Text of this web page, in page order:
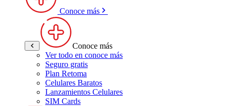
Conoce más
Conoce más
Ver todo en conoce más
Seguro gratis
Plan Retoma
Celulares Baratos
Lanzamientos Celulares
SIM Cards